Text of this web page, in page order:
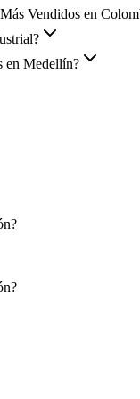
Vendidos en
en Medellín?